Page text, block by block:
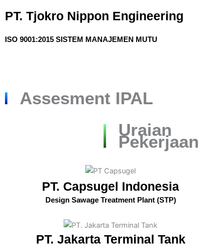
PT. Tjokro Nippon Engineering
ISO 9001:2015 SISTEM MANAJEMEN MUTU
Assesment IPAL
Uraian
Pekerjaan
PT. Capsugel Indonesia
Design Sawage Treatment Plant (STP)
PT. Jakarta Terminal Tank